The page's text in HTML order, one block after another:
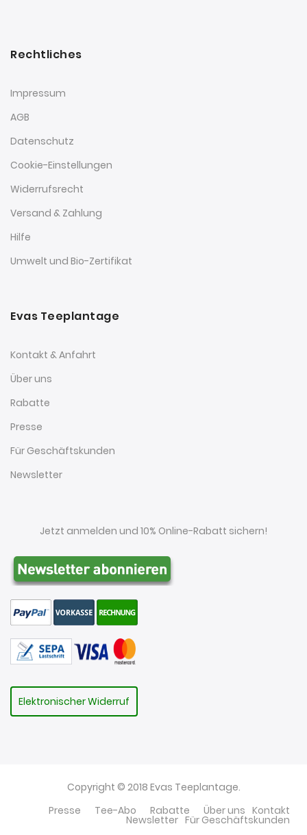
Rechtliches
Impressum
AGB
Datenschutz
Cookie-Einstellungen
Widerrufsrecht
Versand & Zahlung
Hilfe
Umwelt und Bio-Zertifikat
Evas Teeplantage
Kontakt & Anfahrt
Über uns
Rabatte
Presse
Für Geschäftskunden
Newsletter
Jetzt anmelden und 10% Online-Rabatt sichern!
Elektronischer Widerruf
Copyright © 2018 Evas Teeplantage.
Kontakt
Über uns
Rabatte
Tee-Abo
Presse
Für Geschäftskunden
Newsletter